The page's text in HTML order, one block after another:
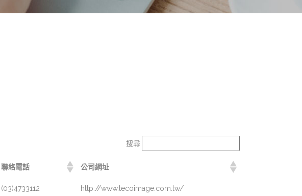
搜尋:
聯絡電話 公司網址
(03)4733112 http://www.tecoimage.com.tw/